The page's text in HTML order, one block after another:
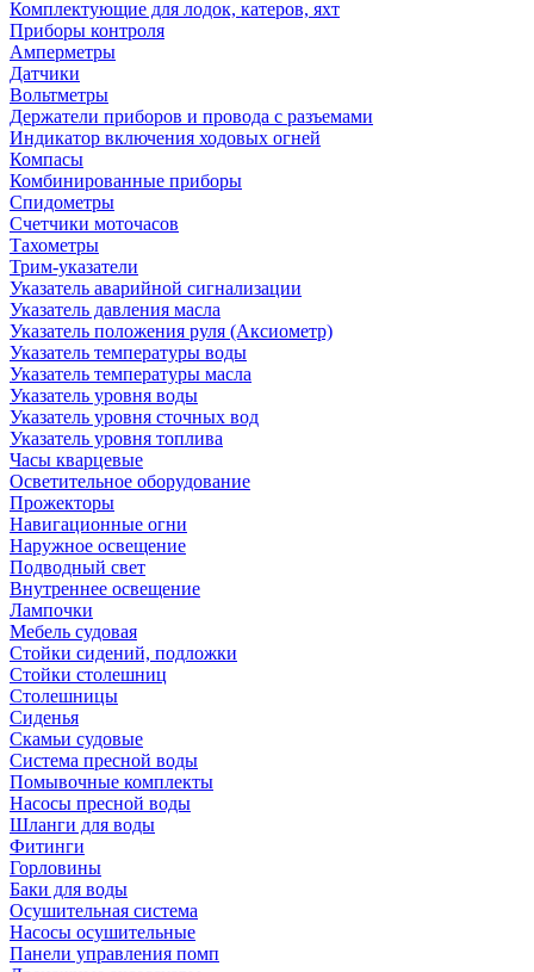
Комплектующие для лодок, катеров, яхт
Приборы контроля
Амперметры
Датчики
Вольтметры
Держатели приборов и провода с разъемами
Индикатор включения ходовых огней
Компасы
Комбинированные приборы
Спидометры
Счетчики моточасов
Тахометры
Трим-указатели
Указатель аварийной сигнализации
Указатель давления масла
Указатель положения руля (Аксиометр)
Указатель температуры воды
Указатель температуры масла
Указатель уровня воды
Указатель уровня сточных вод
Указатель уровня топлива
Часы кварцевые
Осветительное оборудование
Прожекторы
Навигационные огни
Наружное освещение
Подводный свет
Внутреннее освещение
Лампочки
Мебель судовая
Стойки сидений, подложки
Стойки столешниц
Столешницы
Сиденья
Скамьи судовые
Система пресной воды
Помывочные комплекты
Насосы пресной воды
Шланги для воды
Фитинги
Горловины
Баки для воды
Осушительная система
Насосы осушительные
Панели управления помп